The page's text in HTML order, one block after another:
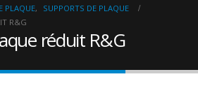
PLAQUE,
SUPPORTS DE PLAQUE
R&G
réduit R&G